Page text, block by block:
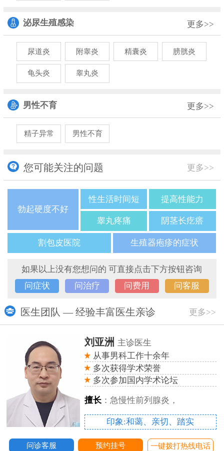
泌尿生殖感染 更多>>
尿道炎 附睾炎 精囊炎 膀胱炎
龟头炎 睾丸炎
男性不育 更多>>
精子异常 男性不育
您可能关注的问题 更多>>
勃起硬度不好
性生活时间短 提高性能力
睾丸疼痛 阴茎长疙瘩
割包皮医院 生殖器疱疹的症状
如果以上没有您想问的 可直接点击下方按钮咨询
问症状
问治疗 问费用 问客服
医生团队 — 经验丰富医生亲诊 更多>>
刘亚洲 主诊医生
从事男科工作十余年
多次获得学术荣誉
多次参加国内学术论坛
擅长：急慢性前列腺炎，
印象:和蔼、亲切、踏实
问诊客服 预约挂号 一键拨打热线电话